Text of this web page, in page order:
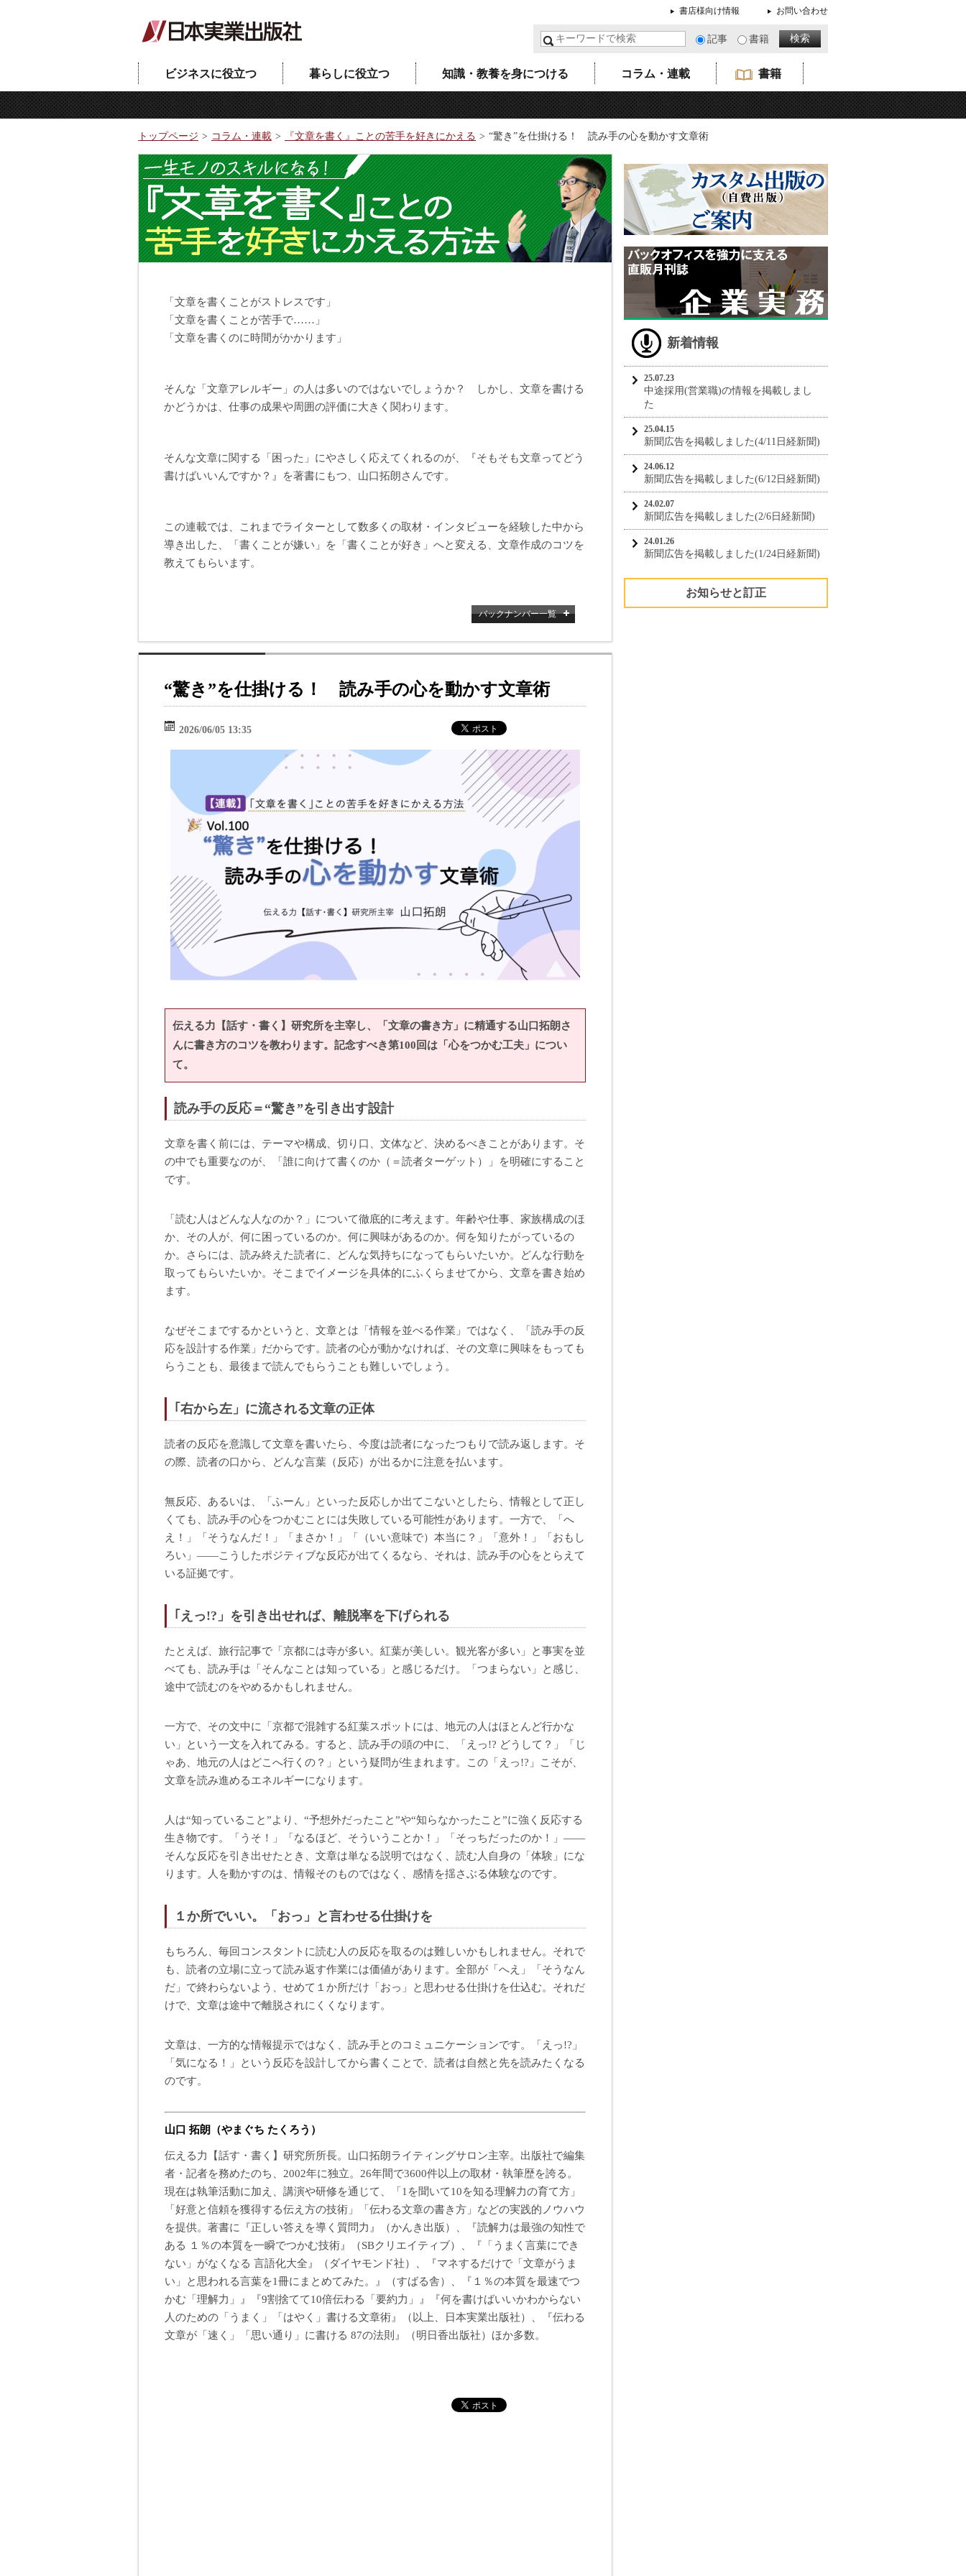
書店様向け情報 お問い合わせ
記事 書籍
ビジネスに役立つ 暮らしに役立つ 知識・教養を身につける コラム・連載 書籍
トップページ コラム・連載 『文章を書く』ことの苦手を好きにかえる “驚き”を仕掛ける！ 読み手の心を動かす文章術
「文章を書くことがストレスです」
「文章を書くことが苦手で……」
「文章を書くのに時間がかかります」
そんな「文章アレルギー」の人は多いのではないでしょうか？ しかし、文章を書ける
かどうかは、仕事の成果や周囲の評価に大きく関わります。
そんな文章に関する「困った」にやさしく応えてくれるのが、『そもそも文章ってどう
書けばいいんですか？』を著書にもつ、山口拓朗さんです。
この連載では、これまでライターとして数多くの取材・インタビューを経験した中から
導き出した、「書くことが嫌い」を「書くことが好き」へと変える、文章作成のコツを
教えてもらいます。
バックナンバー一覧
“驚き”を仕掛ける！ 読み手の心を動かす文章術
2026/06/05 13:35
伝える力【話す・書く】研究所を主宰し、「文章の書き方」に精通する山口拓朗さ
んに書き方のコツを教わります。記念すべき第100 回は「心をつかむ工夫」につい
て。
読み手の反応＝“驚き”を引き出す設計
文章を書く前には、テーマや構成、切り口、文体など、決めるべきことがあります。そ
の中でも重要なのが、「誰に向けて書くのか（＝読者ターゲット）」を明確にすること
です。
「読む人はどんな人なのか？」について徹底的に考えます。年齢や仕事、家族構成のほ
か、その人が、何に困っているのか。何に興味があるのか。何を知りたがっているの
か。さらには、読み終えた読者に、どんな気持ちになってもらいたいか。どんな行動を
取ってもらいたいか。そこまでイメージを具体的にふくらませてから、文章を書き始め
ます。
なぜそこまでするかというと、文章とは「情報を並べる作業」ではなく、「読み手の反
応を設計する作業」だからです。読者の心が動かなければ、その文章に興味をもっても
らうことも、最後まで読んでもらうことも難しいでしょう。
｢右から左」に流される文章の正体
読者の反応を意識して文章を書いたら、今度は読者になったつもりで読み返します。そ
の際、読者の口から、どんな言葉（反応）が出るかに注意を払います。
無反応、あるいは、「ふーん」といった反応しか出てこないとしたら、情報として正し
くても、読み手の心をつかむことには失敗している可能性があります。一方で、「へ
え！」「そうなんだ！」「まさか！」「（いい意味で）本当に？」「意外！」「おもし
ろい」——こうしたポジティブな反応が出てくるなら、それは、読み手の心をとらえて
いる証拠です。
｢えっ!?」を引き出せれば、離脱率を下げられる
たとえば、旅行記事で「京都には寺が多い。紅葉が美しい。観光客が多い」と事実を並
べても、読み手は「そんなことは知っている」と感じるだけ。「つまらない」と感じ、
途中で読むのをやめるかもしれません。
一方で、その文中に「京都で混雑する紅葉スポットには、地元の人はほとんど行かな
い」という一文を入れてみる。すると、読み手の頭の中に、「えっ!? どうして？」「じ
ゃあ、地元の人はどこへ行くの？」という疑問が生まれます。この「えっ!?」こそが、
文章を読み進めるエネルギーになります。
人は“知っていること”より、“予想外だったこと”や“知らなかったこと”に強く反応する
生き物です。「うそ！」「なるほど、そういうことか！」「そっちだったのか！」——
そんな反応を引き出せたとき、文章は単なる説明ではなく、読む人自身の「体験」にな
ります。人を動かすのは、情報そのものではなく、感情を揺さぶる体験なのです。
１か所でいい。「おっ」と言わせる仕掛けを
もちろん、毎回コンスタントに読む人の反応を取るのは難しいかもしれません。それで
も、読者の立場に立って読み返す作業には価値があります。全部が「へえ」「そうなん
だ」で終わらないよう、せめて１か所だけ「おっ」と思わせる仕掛けを仕込む。それだ
けで、文章は途中で離脱されにくくなります。
文章は、一方的な情報提示ではなく、読み手とのコミュニケーションです。「えっ!?」
「気になる！」という反応を設計してから書くことで、読者は自然と先を読みたくなる
のです。
山口 拓朗（やまぐち たくろう）
伝える力【話す・書く】研究所所長。山口拓朗ライティングサロン主宰。出版社で編集
者・記者を務めたのち、2002年に独立。26年間で3600件以上の取材・執筆歴を誇る。
現在は執筆活動に加え、講演や研修を通じて、「1を聞いて10を知る理解力の育て方」
「好意と信頼を獲得する伝え方の技術」「伝わる文章の書き方」などの実践的ノウハウ
を提供。著書に『正しい答えを導く質問力』（かんき出版）、『読解力は最強の知性で
ある １％の本質を一瞬でつかむ技術』（SBクリエイティブ）、『「うまく言葉にでき
ない」がなくなる 言語化大全』（ダイヤモンド社）、『マネするだけで「文章がうま
い」と思われる言葉を1冊にまとめてみた。』（すばる舎）、『１％の本質を最速でつ
かむ「理解力」』『9割捨てて10倍伝わる「要約力」』『何を書けばいいかわからない
人のための「うまく」「はやく」書ける文章術』（以上、日本実業出版社）、『伝わる
文章が「速く」「思い通り」に書ける 87の法則』（明日香出版社）ほか多数。
新着情報
25.07.23
中途採用(営業職)の情報を掲載しまし
た
25.04.15
新聞広告を掲載しました(4/11日経新聞)
24.06.12
新聞広告を掲載しました(6/12日経新聞)
24.02.07
新聞広告を掲載しました(2/6日経新聞)
24.01.26
新聞広告を掲載しました(1/24日経新聞)
お知らせと訂正